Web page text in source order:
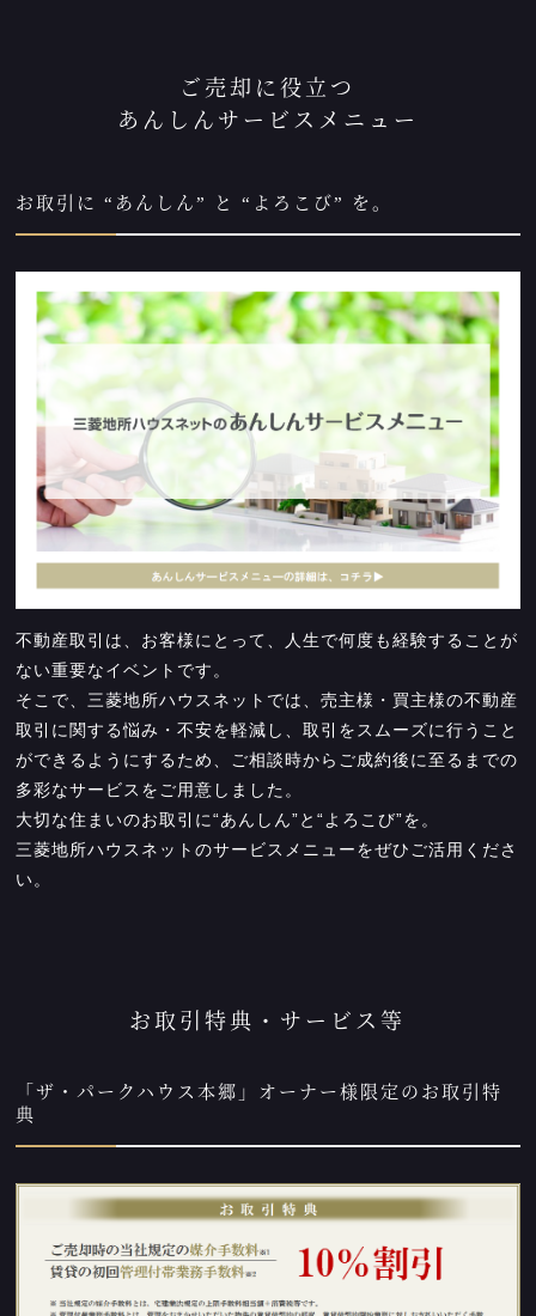
ご売却に役立つ
あんしんサービスメニュー
お取引に “あんしん” と “よろこび” を。
不動産取引は、お客様にとって、人生で何度も経験することが
ない重要なイベントです。
そこで、三菱地所ハウスネットでは、売主様・買主様の不動産
取引に関する悩み・不安を軽減し、取引をスムーズに行うこと
ができるようにするため、ご相談時からご成約後に至るまでの
多彩なサービスをご用意しました。
大切な住まいのお取引に“あんしん”と“よろこび”を。
三菱地所ハウスネットのサービスメニューをぜひご活用くださ
い。
お取引特典・サービス等
「ザ・パークハウス本郷」オーナー様限定のお取引特
典